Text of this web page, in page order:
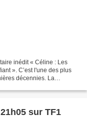
inédit « Céline : Les
». C’est l'une des plus
décennies. La
sur TF1